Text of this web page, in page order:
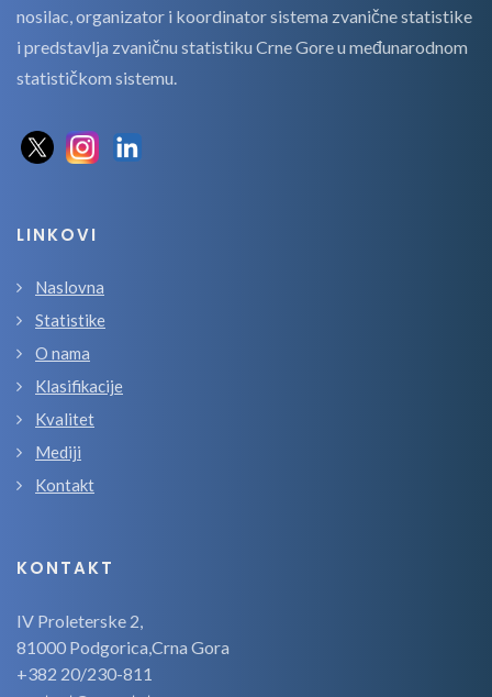
nosilac, organizator i koordinator sistema zvanične statistike
i predstavlja zvaničnu statistiku Crne Gore u međunarodnom
statističkom sistemu.
LINKOVI
Naslovna
Statistike
O nama
Klasifikacije
Kvalitet
Mediji
Kontakt
KONTAKT
IV Proleterske 2,
81000 Podgorica,Crna Gora
+382 20/230-811